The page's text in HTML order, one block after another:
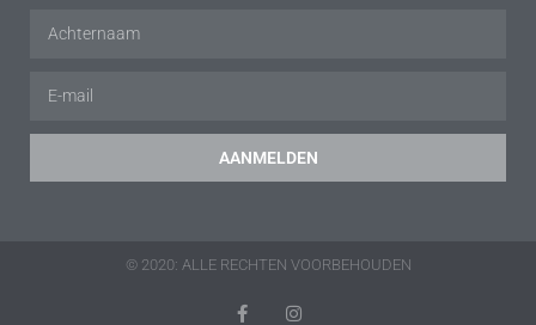
AANMELDEN
© 2020: ALLE RECHTEN VOORBEHOUDEN